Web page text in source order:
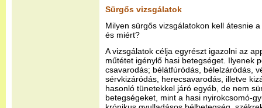
Sürgős vizsgálatok
Milyen sürgős vizsgálatokon kell átesnie
és miért?
A vizsgálatok célja egyrészt igazolni az
műtétet igénylő hasi betegséget. Ilyenek
csavarodás; bélátfúródás, bélelzáródás,
sérvkizáródás, herecsavarodás, illetve
hasonló tünetekkel járó egyéb, de nem
betegségeket, mint a hasi nyirokcsomó-